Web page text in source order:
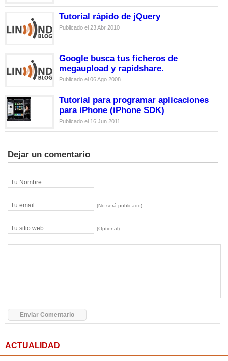
Tutorial rápido de jQuery
Publicado el 23 Abr 2010
Google busca tus ficheros de
megaupload y rapidshare.
Publicado el 06 Ago 2008
Tutorial para programar aplicaciones
para iPhone (iPhone SDK)
Publicado el 16 Jun 2011
Dejar un comentario
(No será publicado)
(Optional)
ACTUALIDAD